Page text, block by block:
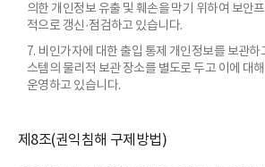
의한 개인정보 유출 및 훼손을 막기 위하여 보안
적으로 갱신·점검하고 있습니다.
7. 비인가자에 대한 출입 통제 개인정보를 보관하
스템의 물리적 보관 장소를 별도로 두고 이에 대
운영하고 있습니다.
제8조(권익침해 구제방법)